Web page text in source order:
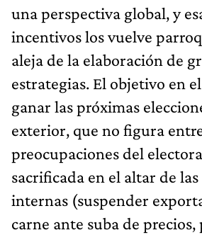
una perspectiva global, y
incentivos los vuelve
aleja de la elaboración de
estrategias. El objetivo en
ganar las próximas
exterior, que no figura
preocupaciones del
sacrificada en el altar de
internas (suspender
carne ante suba de